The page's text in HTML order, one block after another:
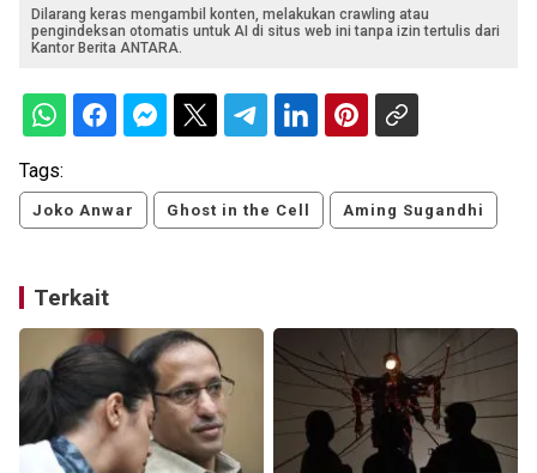
Dilarang keras mengambil konten, melakukan crawling atau
pengindeksan otomatis untuk AI di situs web ini tanpa izin tertulis dari
Kantor Berita ANTARA.
Tags:
Joko Anwar Ghost in the Cell Aming Sugandhi
Terkait